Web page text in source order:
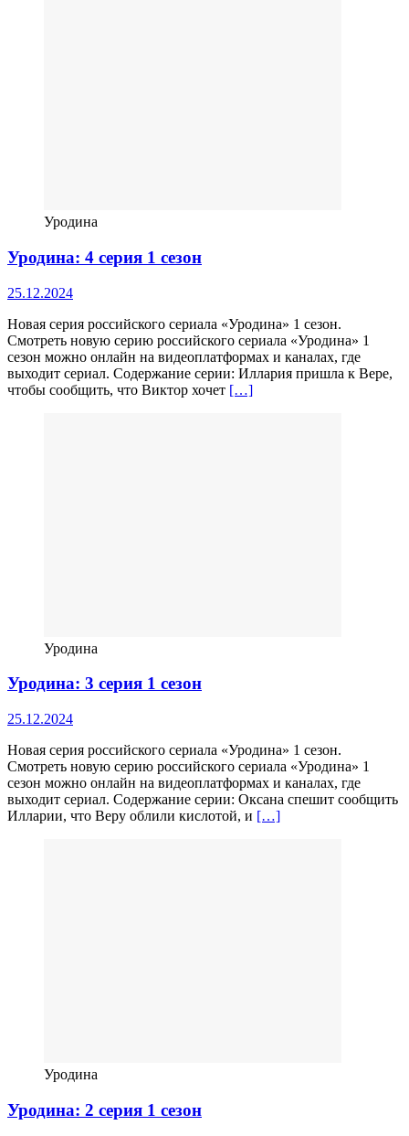
Уродина
Уродина: 4 серия 1 сезон
25.12.2024
Новая серия российского сериала «Уродина» 1 сезон.
Смотреть новую серию российского сериала «Уродина» 1
сезон можно онлайн на видеоплатформах и каналах, где
выходит сериал. Содержание серии: Иллария пришла к Вере,
чтобы сообщить, что Виктор хочет […]
Уродина
Уродина: 3 серия 1 сезон
25.12.2024
Новая серия российского сериала «Уродина» 1 сезон.
Смотреть новую серию российского сериала «Уродина» 1
сезон можно онлайн на видеоплатформах и каналах, где
выходит сериал. Содержание серии: Оксана спешит сообщить
Илларии, что Веру облили кислотой, и […]
Уродина
Уродина: 2 серия 1 сезон